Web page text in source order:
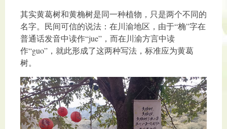
其实黄葛树和黄桷树是同一种植物，只是两个不同的
名字。民间可信的说法：在川渝地区，由于“桷”字在
普通话发音中读作“jue”，而在川渝方言中读
作“guo”，就此形成了这两种写法，标准应为黄葛
树。